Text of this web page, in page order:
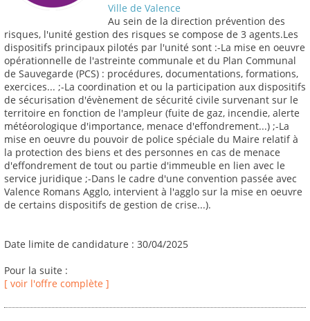
Ville de Valence
Au sein de la direction prévention des
risques, l'unité gestion des risques se compose de 3 agents.Les
dispositifs principaux pilotés par l'unité sont :-La mise en oeuvre
opérationnelle de l'astreinte communale et du Plan Communal
de Sauvegarde (PCS) : procédures, documentations, formations,
exercices... ;-La coordination et ou la participation aux dispositifs
de sécurisation d'évènement de sécurité civile survenant sur le
territoire en fonction de l'ampleur (fuite de gaz, incendie, alerte
météorologique d'importance, menace d'effondrement...) ;-La
mise en oeuvre du pouvoir de police spéciale du Maire relatif à
la protection des biens et des personnes en cas de menace
d'effondrement de tout ou partie d'immeuble en lien avec le
service juridique ;-Dans le cadre d'une convention passée avec
Valence Romans Agglo, intervient à l'agglo sur la mise en oeuvre
de certains dispositifs de gestion de crise...).
Date limite de candidature : 30/04/2025
Pour la suite :
[ voir l'offre complète ]